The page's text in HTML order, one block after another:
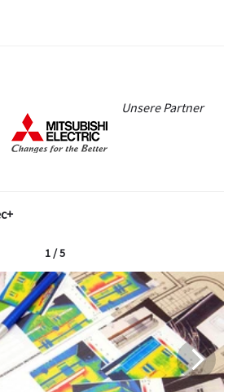
Unsere Partner
1 / 5